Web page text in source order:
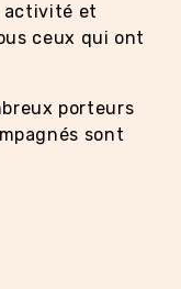
activité et
ceux qui ont
porteurs
sont